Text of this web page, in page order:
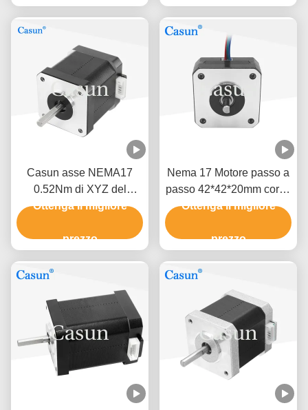
Casun asse NEMA17
0.52Nm di XYZ del
motore facente un passo
Ottenga il migliore
prezzo
Nema 17 Motore passo a
passo 42*42*20mm corpo
ultra sottile 1.0A
130mN.m per attrezzature
mediche
Ottenga il migliore
prezzo